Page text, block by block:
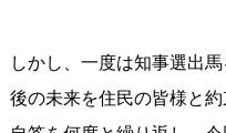
しかし、一度は知事選出
後の未来を住民の皆様と